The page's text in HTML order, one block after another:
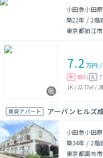
小田急小田
築22年 /2階
東京都狛江
7.2 万円
敷 無料 礼
1K / 22.77㎡ / 2
賃貸アパート アーバンヒルズ
小田急小田
築34年 /2階
東京都調布